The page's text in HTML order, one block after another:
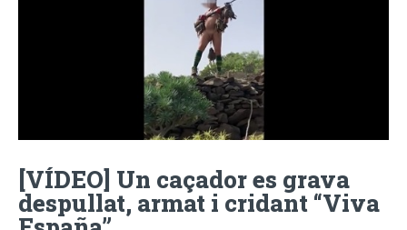
[VÍDEO] Un caçador es grava
despullat, armat i cridant “Viva